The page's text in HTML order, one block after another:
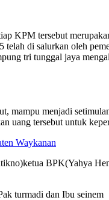
KPM tersebut
di salurkan oleh
tri tunggal jaya
mampu menjadi
uang tersebut untuk
Waykanan
BPK(Yahya
turmadi dan Ibu seinem